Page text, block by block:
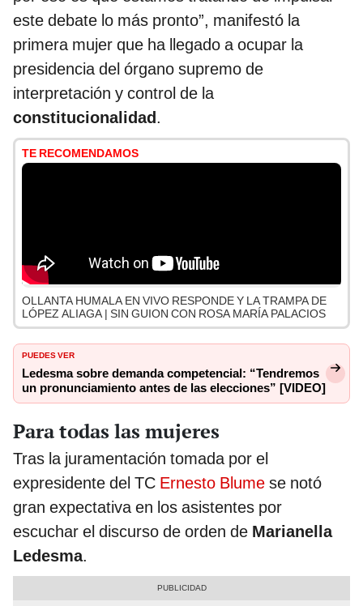
este debate lo más pronto”, manifestó la
primera mujer que ha llegado a ocupar la
presidencia del órgano supremo de
interpretación y control de la
constitucionalidad.
TE RECOMENDAMOS
OLLANTA HUMALA EN VIVO RESPONDE Y LA TRAMPA DE
LÓPEZ ALIAGA | SIN GUION CON ROSA MARÍA PALACIOS
PUEDES VER
Ledesma sobre demanda competencial: “Tendremos
un pronunciamiento antes de las elecciones” [VIDEO]
Para todas las mujeres
Tras la juramentación tomada por el
expresidente del TC Ernesto Blume se notó
gran expectativa en los asistentes por
escuchar el discurso de orden de Marianella
Ledesma.